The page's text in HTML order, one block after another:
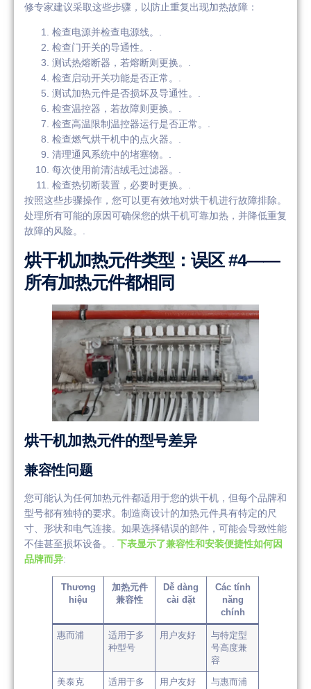
修专家建议采取这些步骤，以防止重复出现加热故障：
检查电源并检查电源线。.
检查门开关的导通性。.
测试热熔断器，若熔断则更换。.
检查启动开关功能是否正常。.
测试加热元件是否损坏及导通性。.
检查温控器，若故障则更换。.
检查高温限制温控器运行是否正常。.
检查燃气烘干机中的点火器。.
清理通风系统中的堵塞物。.
每次使用前清洁绒毛过滤器。.
检查热切断装置，必要时更换。.
按照这些步骤操作，您可以更有效地对烘干机进行故障排除。
处理所有可能的原因可确保您的烘干机可靠加热，并降低重复
故障的风险。.
烘干机加热元件类型：误区 #4——
所有加热元件都相同
烘干机加热元件的型号差异
兼容性问题
您可能认为任何加热元件都适用于您的烘干机，但每个品牌和
型号都有独特的要求。制造商设计的加热元件具有特定的尺
寸、形状和电气连接。如果选择错误的部件，可能会导致性能
不佳甚至损坏设备。. 下表显示了兼容性和安装便捷性如何因
品牌而异:
Thương
hiệu
加热元件
兼容性
Dễ dàng
cài đặt
Các tính
năng
chính
惠而浦
适用于多
种型号
用户友好
与特定型
号高度兼
容
美泰克 适用于多 用户友好 与惠而浦